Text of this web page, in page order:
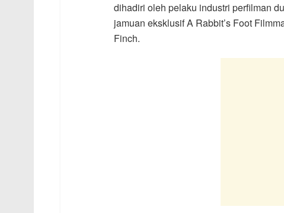
dihadiri oleh pelaku industri perfilman
jamuan eksklusif A Rabbit’s Foot
Finch.